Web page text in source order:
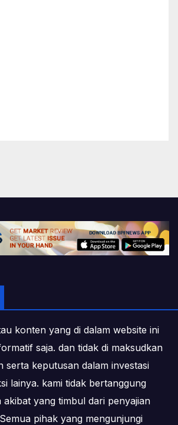
konten yang di dalam website ini
saja. dan tidak di maksudkan
serta keputusan dalam investasi
lainya. kami tidak bertanggung
akibat yang timbul dari penyajian
pihak yang mengunjungi